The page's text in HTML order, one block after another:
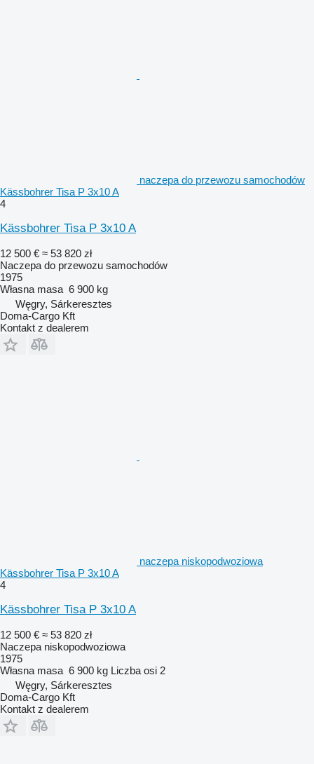
naczepa do przewozu samochodów
Kässbohrer Tisa P 3x10 A
4
Kässbohrer Tisa P 3x10 A
12 500 € ≈ 53 820 zł
Naczepa do przewozu samochodów
1975
Własna masa 6 900 kg
Węgry, Sárkeresztes
Doma-Cargo Kft
Kontakt z dealerem
naczepa niskopodwoziowa
Kässbohrer Tisa P 3x10 A
4
Kässbohrer Tisa P 3x10 A
12 500 € ≈ 53 820 zł
Naczepa niskopodwoziowa
1975
Własna masa 6 900 kg Liczba osi 2
Węgry, Sárkeresztes
Doma-Cargo Kft
Kontakt z dealerem